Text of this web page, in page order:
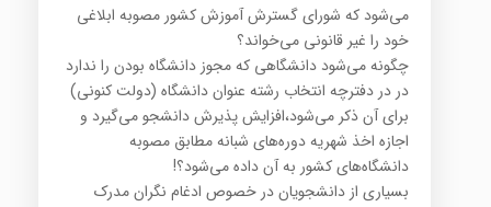
می‌شود که شورای گسترش آموزش کشور مصوبه ابلاغی
خود را غیر قانونی می‌خواند؟
چگونه می‌شود دانشگاهی که مجوز دانشگاه بودن را ندارد
در در دفترچه انتخاب رشته عنوان دانشگاه (دولت کنونی)
برای آن ذکر می‌شود،افزایش پذیرش دانشجو می‌گیرد و
اجازه اخذ شهریه دوره‌های شبانه مطابق مصوبه
دانشگاه‌های کشور به آن داده می‌شود؟!
بسیاری از دانشجویان در خصوص ادغام نگران مدرک